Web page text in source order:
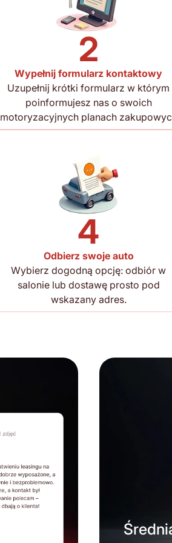
2
Wypełnij formularz kontaktowy
Uzupełnij krótki formularz w którym
poinformujesz nas o swoich
motoryzacyjnych planach
4
Odbierz swoje auto
Wybierz dogodną opcję: odbiór w
salonie lub dostawę prosto pod
wskazany adres.